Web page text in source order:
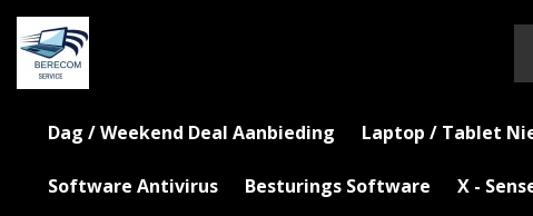
Dag / Weekend Deal Aanbieding Laptop / Tablet
Software Antivirus Besturings Software X -